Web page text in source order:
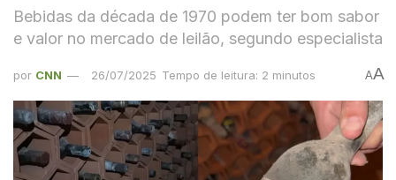
Bebidas da década de 1970 podem ter bom sabor
e valor no mercado de leilão, segundo especialista
por CNN 26/07/2025 Tempo de leitura: 2 minutos AA